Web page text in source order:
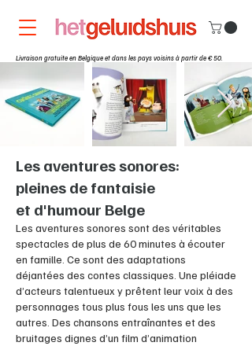
Livraison gratuite en Belgique et dans les pays voisins à partir de € 50.
Les aventures sonores:
pleines de fantaisie
et d'humour Belge
Les aventures sonores sont des véritables
spectacles de plus de 60 minutes à écouter
en famille. Ce sont des adaptations
déjantées des contes classiques. Une pléiade
d’acteurs talentueux y prêtent leur voix à des
personnages tous plus fous les uns que les
autres. Des chansons entraînantes et des
bruitages dignes d’un film d’animation